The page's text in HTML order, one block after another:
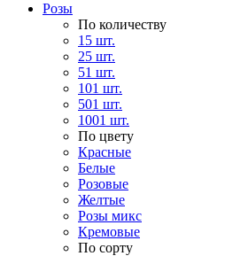
Розы
По количеству
15 шт.
25 шт.
51 шт.
101 шт.
501 шт.
1001 шт.
По цвету
Красные
Белые
Розовые
Желтые
Розы микс
Кремовые
По сорту